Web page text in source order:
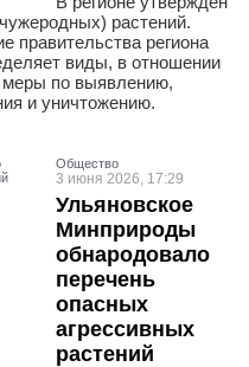
растений.
правительства региона
виды, в отношении
меры по выявлению,
и уничтожению.
Общество
3 июня 2026, 17:29
Ульяновское
Минприроды
обнародовало
перечень
опасных
агрессивных
растений